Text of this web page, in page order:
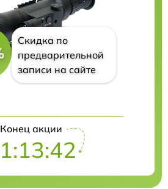
Скидка по
предварительной
записи на сайте
Конец акции